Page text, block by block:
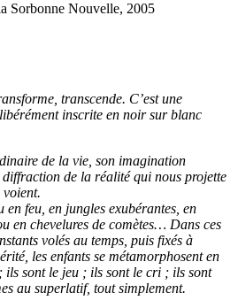
Sorbonne Nouvelle, 2005
transcende. C’est une
inscrite en noir sur blanc
de la vie, son imagination
de la réalité qui nous projette
voient.
en feu, en jungles exubérantes, en
en chevelures de comètes… Dans ces
volés au temps, puis fixés à
les enfants se métamorphosent en
ils sont le jeu ; ils sont le cri ; ils sont
au superlatif, tout simplement.